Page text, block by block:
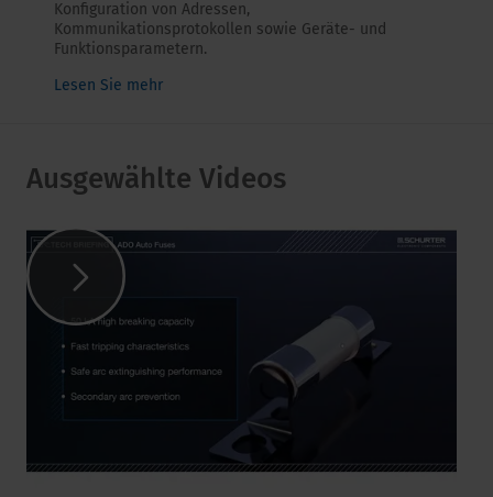
Konfiguration von Adressen,
Kommunikationsprotokollen sowie Geräte- und
Funktionsparametern.
Lesen Sie mehr
Ausgewählte Videos